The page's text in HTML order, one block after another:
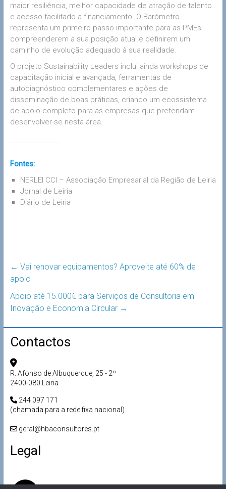
maior resiliência, melhor capacidade de atração de talento
e acesso facilitado a financiamento. O Barómetro
representa um primeiro passo importante para as PMEs
compreenderem a sua posição atual e definirem um
caminho de evolução adequado à sua realidade.
O projeto Sustainability Leaders inclui ainda workshops de
capacitação inicial e avançada, ferramentas de
autodiagnóstico complementares e ações de
disseminação de boas práticas, criando um ecossistema
de apoio completo para as empresas que pretendam
desenvolver-se nesta área.
Fontes:
NERLEI CCI – Associação Empresarial da Região de Leiria
Jornal de Leiria
Diário de Leiria
← Vai renovar equipamentos? Aproveite até 60% de
apoio
Apoio até 15.000€ para Serviços de Consultoria em
Inovação e Economia Circular →
Contactos
R. Afonso de Albuquerque, 25 - 2º
2400-080 Leiria
244 097 171
(chamada para a rede fixa nacional)
geral@hbaconsultores.pt
Legal